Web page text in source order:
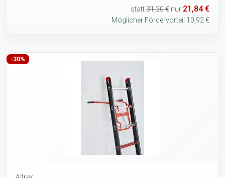
statt31,20 € nur 21,84 €
Möglicher Fördervorteil 10,92 €
-30%